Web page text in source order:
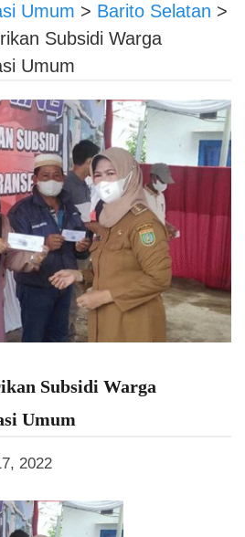
Umum > Barito Selatan >
Subsidi Warga
Umum
Subsidi Warga
Umum
2022